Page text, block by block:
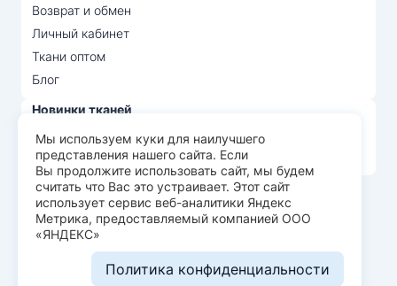
Возврат и обмен
Личный кабинет
Ткани оптом
Блог
Новинки тканей
Распродажа тканей
Лидеры продаж
© Арт Текс — продажа тканей оптом, 2026
Пользовательское соглашение
Политика конфиденциальности
Разработка сайта —
Мы используем куки для наилучшего
представления нашего сайта. Если
Вы продолжите использовать сайт, мы будем
считать что Вас это устраивает. Этот сайт
использует сервис веб-аналитики Яндекс
Метрика, предоставляемый компанией ООО
«ЯНДЕКС»
Политика конфиденциальности